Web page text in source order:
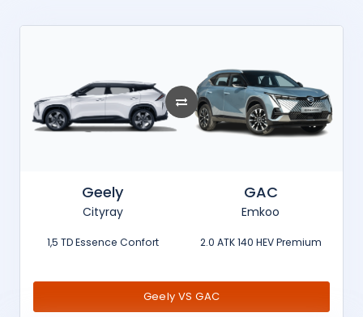
Geely
Cityray
1,5 TD Essence Confort
GAC
Emkoo
2.0 ATK 140 HEV Premium
Geely VS GAC